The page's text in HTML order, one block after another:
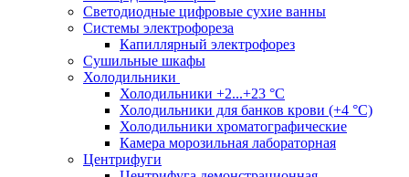
Светодиодные цифровые сухие ванны
Системы электрофореза
Капиллярный электрофорез
Сушильные шкафы
Холодильники
Холодильники +2...+23 °С
Холодильники для банков крови (+4 °С)
Холодильники хроматографические
Камера морозильная лабораторная
Центрифуги